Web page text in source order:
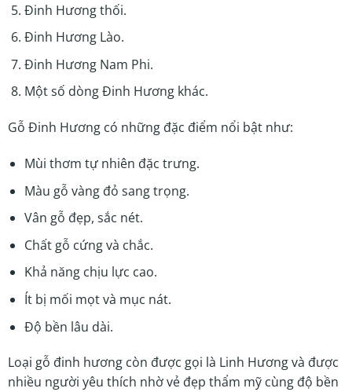
Đinh Hương thối.
Đinh Hương Lào.
Đinh Hương Nam Phi.
Một số dòng Đinh Hương khác.
Gỗ Đinh Hương có những đặc điểm nổi bật như:
Mùi thơm tự nhiên đặc trưng.
Màu gỗ vàng đỏ sang trọng.
Vân gỗ đẹp, sắc nét.
Chất gỗ cứng và chắc.
Khả năng chịu lực cao.
Ít bị mối mọt và mục nát.
Độ bền lâu dài.
Loại gỗ đinh hương còn được gọi là Linh Hương và được
nhiều người yêu thích nhờ vẻ đẹp thẩm mỹ cùng độ bền